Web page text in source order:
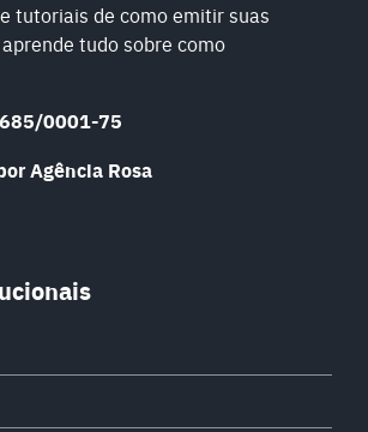
tutoriais de como emitir suas
tudo sobre como
0001-75
Agência Rosa